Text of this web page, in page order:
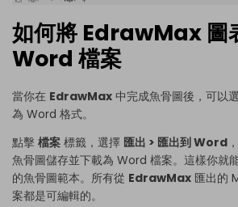
如何將 EdrawMax 圖
Word 檔案
當你在 EdrawMax 中完成魚骨圖後，可以
為 Word 格式。
點擊 檔案 標籤，選擇 匯出 > 匯出到 Word
魚骨圖儲存並下載為 Word 檔案。這樣你就
的魚骨圖範本。所有從 EdrawMax 匯出的
案都是可編輯的。